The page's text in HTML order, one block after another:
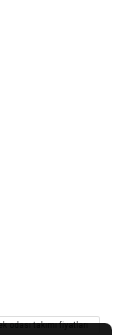
odası takımı fiyatları